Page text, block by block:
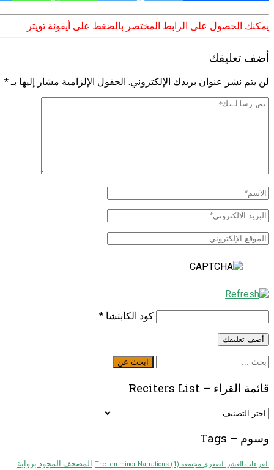
يمكنك الحصول على الرابط المختصر بالضغط على أيقونة تويتر
أضف تعليقك
لن يتم نشر عنوان بريدك الإلكتروني. الحقول الإلزامية مشار إليها بـ*
كود الكابتشا *
ابحث
ابحث عن
قائمة القراء – Reciters List
قائمة
Reciters
List
وسوم – Tags
القراءات العشر الصغرى مجتمعة The ten minor Narrations (1)
المصحف المجود برواية